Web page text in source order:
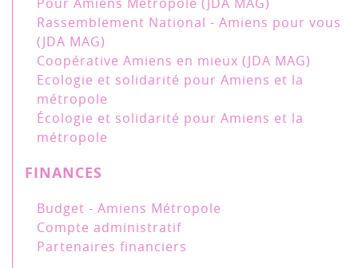
Rassemblement National - Amiens pour vous
(JDA MAG)
Coopérative Amiens en mieux (JDA MAG)
Ecologie et solidarité pour Amiens et la
métropole
Écologie et solidarité pour Amiens et la
métropole
FINANCES
Budget - Amiens Métropole
Compte administratif
Partenaires financiers